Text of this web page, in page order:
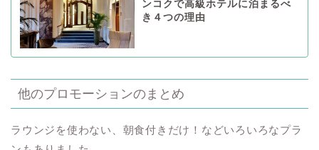
ンコクで高級ホテルに泊まるべ
き４つの理由
他のプロモーションのまとめ
ラウンジを使わない、朝食付きだけ！などいろいろなプラ